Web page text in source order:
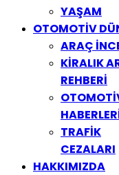
YAŞAM
OTOMOTİV
ARAÇ
KİRALIK
REHBERİ
TRAFİK
CEZALARI
HAKKIMIZDA